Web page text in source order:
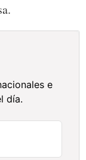
e
día.